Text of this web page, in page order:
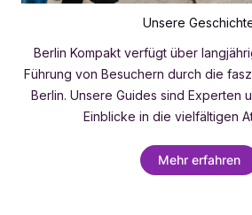
Unsere
Berlin Kompakt verfügt über
Führung von Besuchern durch die
Berlin. Unsere Guides sind Experten
Einblicke in die vielfältigen
Mehr erfahren